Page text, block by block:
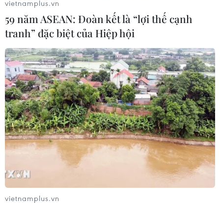
Lễ hội ẩm thực Hàn Quốc toàn cầu 2018
cuốn hút thực khách
04/10/2018 07:52
Lễ hội ẩm thực Hàn Quốc 2018 bao gồm các chương
trình nấu ăn của các đầu bếp nổi tiếng và một chương
trình làm các món ăn từ bột gạo truyền thống của Hàn
Quốc.
vietnamplus.vn
59 năm ASEAN: Đoàn kết là “lợi thế cạnh
tranh” đặc biệt của Hiệp hội
vietnamplus.vn